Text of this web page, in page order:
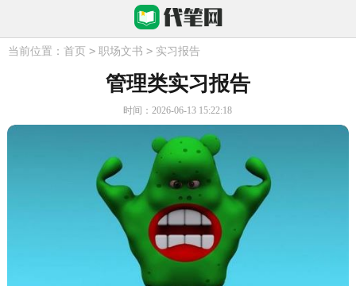
当前位置： 首页 > 职场文书 > 实习报告
管理类实习报告
时间：2026-06-13 15:22:18